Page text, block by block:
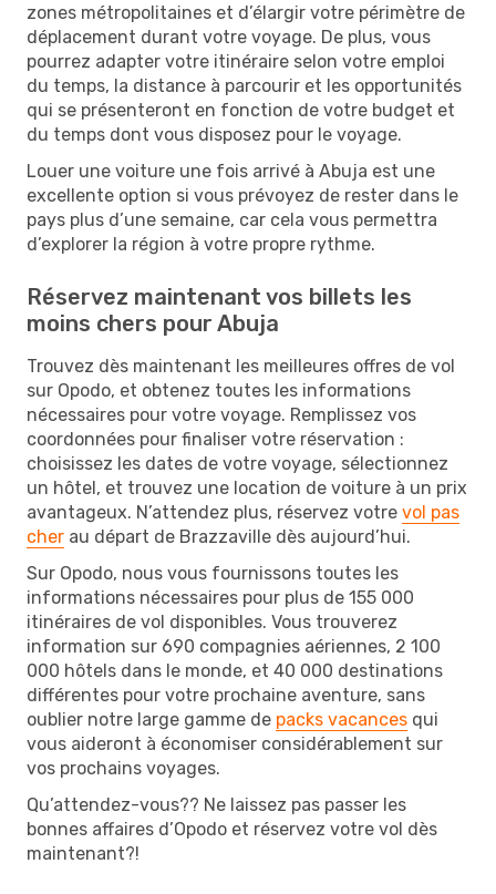
zones métropolitaines et d’élargir votre périmètre de
déplacement durant votre voyage. De plus, vous
pourrez adapter votre itinéraire selon votre emploi
du temps, la distance à parcourir et les opportunités
qui se présenteront en fonction de votre budget et
du temps dont vous disposez pour le voyage.
Louer une voiture une fois arrivé à Abuja est une
excellente option si vous prévoyez de rester dans le
pays plus d’une semaine, car cela vous permettra
d’explorer la région à votre propre rythme.
Réservez maintenant vos billets les
moins chers pour Abuja
Trouvez dès maintenant les meilleures offres de vol
sur Opodo, et obtenez toutes les informations
nécessaires pour votre voyage. Remplissez vos
coordonnées pour finaliser votre réservation :
choisissez les dates de votre voyage, sélectionnez
un hôtel, et trouvez une location de voiture à un prix
avantageux. N’attendez plus, réservez votre vol pas
cher au départ de Brazzaville dès aujourd’hui.
Sur Opodo, nous vous fournissons toutes les
informations nécessaires pour plus de 155 000
itinéraires de vol disponibles. Vous trouverez
information sur 690 compagnies aériennes, 2 100
000 hôtels dans le monde, et 40 000 destinations
différentes pour votre prochaine aventure, sans
oublier notre large gamme de packs vacances qui
vous aideront à économiser considérablement sur
vos prochains voyages.
Qu’attendez-vous?? Ne laissez pas passer les
bonnes affaires d’Opodo et réservez votre vol dès
maintenant?!